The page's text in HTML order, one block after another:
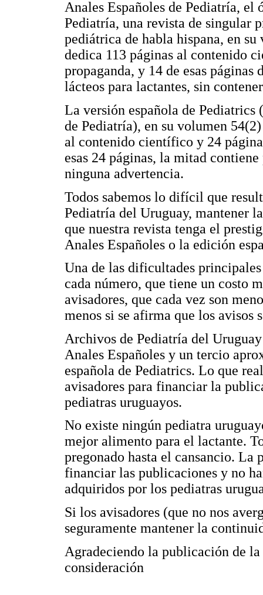
Anales Españoles de Pediatría,
Pediatría, una revista de singular
pediátrica de habla hispana, en
dedica 113 páginas al contenido
propaganda, y 14 de esas páginas
lácteos para lactantes, sin
La versión española de
de Pediatría), en su volumen
al contenido científico y 24
esas 24 páginas, la mitad
ninguna advertencia.
Todos sabemos lo difícil que
Pediatría del Uruguay, mantener
que nuestra revista tenga el
Anales Españoles o la edición
Una de las dificultades
cada número, que tiene un costo
avisadores, que cada vez son
menos si se afirma que los avisos
Archivos de Pediatría del
Anales Españoles y un tercio
española de Pediatrics. Lo que
avisadores para financiar la
pediatras uruguayos.
No existe ningún pediatra
mejor alimento para el lactante.
pregonado hasta el cansancio. La
financiar las publicaciones y no
adquiridos por los pediatras
Si los avisadores (que no nos
seguramente mantener la
Agradeciendo la publicación de la
consideración